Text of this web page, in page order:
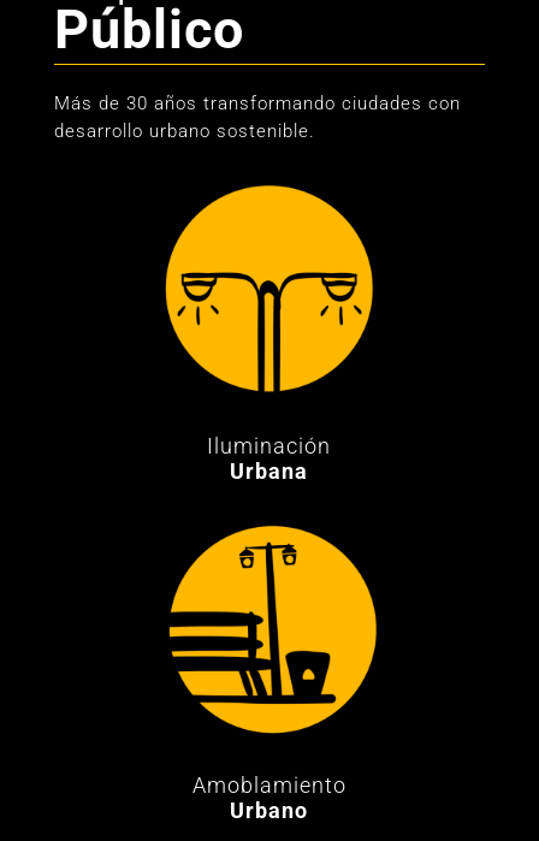
Público
Más de 30 años transformando ciudades con
desarrollo urbano sostenible.
Iluminación
Urbana
Amoblamiento
Urbano